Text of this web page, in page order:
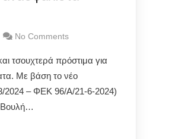
No Comments
τσουχτερά πρόστιμα για
Με βάση το νέο
2024 – ΦΕΚ 96/Α/21-6-2024)
Βουλή…